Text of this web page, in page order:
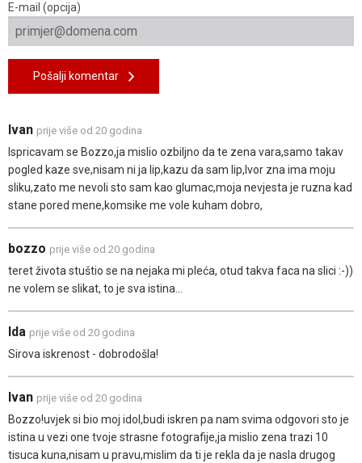
E-mail (opcija)
Pošalji komentar
Ivan prije više od 20 godina
Ispricavam se Bozzo,ja mislio ozbiljno da te zena vara,samo takav
pogled kaze sve,nisam ni ja lip,kazu da sam lip,Ivor zna ima moju
sliku,zato me nevoli sto sam kao glumac,moja nevjesta je ruzna kad
stane pored mene,komsike me vole kuham dobro,
bozzo prije više od 20 godina
teret života stuštio se na nejaka mi pleća, otud takva faca na slici :-))
ne volem se slikat, to je sva istina...
Ida prije više od 20 godina
Sirova iskrenost - dobrodošla!
Ivan prije više od 20 godina
Bozzo!uvjek si bio moj idol,budi iskren pa nam svima odgovori sto je
istina u vezi one tvoje strasne fotografije,ja mislio zena trazi 10
tisuca kuna,nisam u pravu,mislim da ti je rekla da je nasla drugog